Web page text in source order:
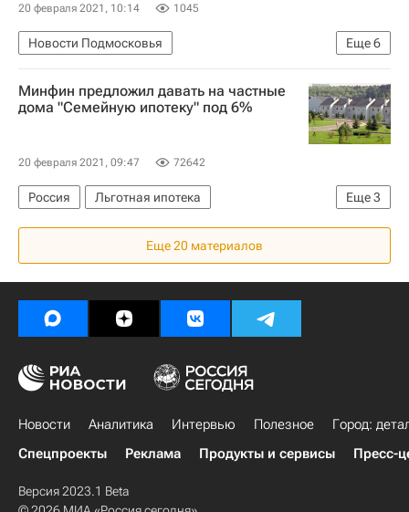
20 февраля 2021, 10:14 1045
Еще6
Новости Подмосковья
Московская область (Подмосковье)
Жилье
Фонд развития территорий (ФРТ, ранее - Фонд защиты прав дольщиков)
Строительство
Минфин предложил давать на частные
дома "Семейную ипотеку" под 6%
20 февраля 2021, 09:47 72642
Еще3
Россия
Льготная ипотека
Министерство финансов РФ (Минфин России)
Загородная недвижимость
Ипотека
Еще 20 материалов
Новости Аналитика Интервью Полезное
Город:
Спецпроекты
Реклама Продукты и сервисы Пресс-
Версия 2023.1 Beta